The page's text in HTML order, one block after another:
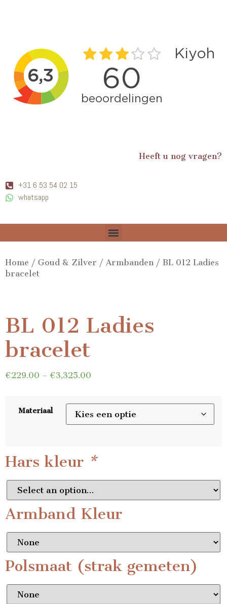
Heeft u nog vragen?
+31 6 53 54 02 15
whatsapp
Home / Goud & Zilver / Armbanden / BL 012 Ladies
bracelet
BL 012 Ladies
bracelet
€229.00 – €3,325.00
Materiaal
Hars kleur *
Armband Kleur
Polsmaat (strak gemeten)